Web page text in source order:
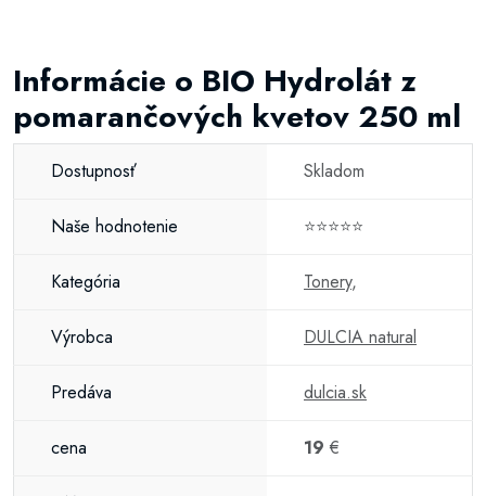
Informácie o BIO Hydrolát z
pomarančových kvetov 250 ml
Dostupnosť Skladom
Naše hodnotenie ⭐⭐⭐⭐⭐
Kategória Tonery,
Výrobca DULCIA natural
Predáva dulcia.sk
cena 19 €